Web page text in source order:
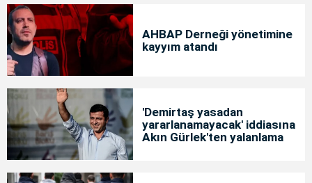
AHBAP Derneği yönetimine
kayyım atandı
'Demirtaş yasadan
yararlanamayacak' iddiasına
Akın Gürlek'ten yalanlama